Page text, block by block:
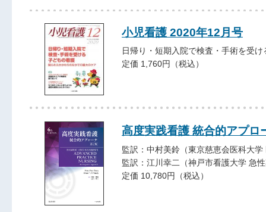
小児看護 2020年12月号
日帰り・短期入院で検査・手術を受
定価 1,760円（税込）
高度実践看護 統合的アプ
監訳：中村美鈴（東京慈恵会医科大
監訳：江川幸二（神戸市看護大学 急
定価 10,780円（税込）